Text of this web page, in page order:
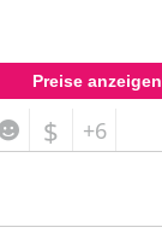
Preise anzeigen
$ +6